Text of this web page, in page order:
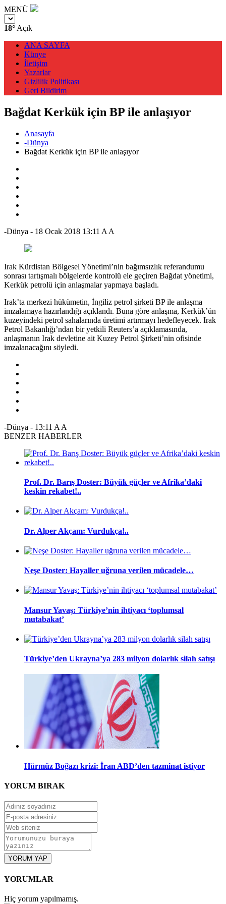
MENÜ
18° Açık
ANA SAYFA
Künye
İletişim
Yazarlar
Gizlilik Politikası
Geri Bildirim
Bağdat Kerkük için BP ile anlaşıyor
Anasayfa
-Dünya
Bağdat Kerkük için BP ile anlaşıyor
-Dünya - 18 Ocak 2018 13:11 A A
Irak Kürdistan Bölgesel Yönetimi’nin bağımsızlık referandumu
sonrası tartışmalı bölgelerde kontrolü ele geçiren Bağdat yönetimi,
Kerkük petrolü için anlaşmalar yapmaya başladı.
Irak’ta merkezi hükümetin, İngiliz petrol şirketi BP ile anlaşma
imzalamaya hazırlandığı açıklandı. Buna göre anlaşma, Kerkük’ün
kuzeyindeki petrol sahalarında üretimi artırmayı hedefleyecek. Irak
Petrol Bakanlığı’ndan bir yetkili Reuters’a açıklamasında,
anlaşmanın Irak devletine ait Kuzey Petrol Şirketi’nin ofisinde
imzalanacağını söyledi.
-Dünya - 13:11 A A
BENZER HABERLER
Prof. Dr. Barış Doster: Büyük güçler ve Afrika’daki
keskin rekabet!..
Dr. Alper Akçam: Vurdukça!..
Neşe Doster: Hayaller uğruna verilen mücadele…
Mansur Yavaş: Türkiye’nin ihtiyacı ‘toplumsal
mutabakat’
Türkiye’den Ukrayna’ya 283 milyon dolarlık silah satışı
Hürmüz Boğazı krizi: İran ABD’den tazminat istiyor
YORUM BIRAK
YORUM YAP
YORUMLAR
Hiç yorum yapılmamış.